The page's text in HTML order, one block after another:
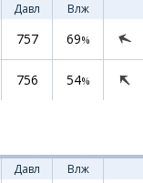
Давл Влж
757 69%
756 54%
Давл Влж